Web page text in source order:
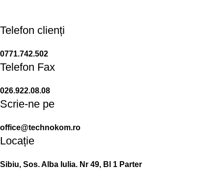
Telefon clienți
0771.742.502
Telefon Fax
026.922.08.08
Scrie-ne pe
office@technokom.ro
Locație
Sibiu, Sos. Alba Iulia. Nr 49, Bl 1 Parter